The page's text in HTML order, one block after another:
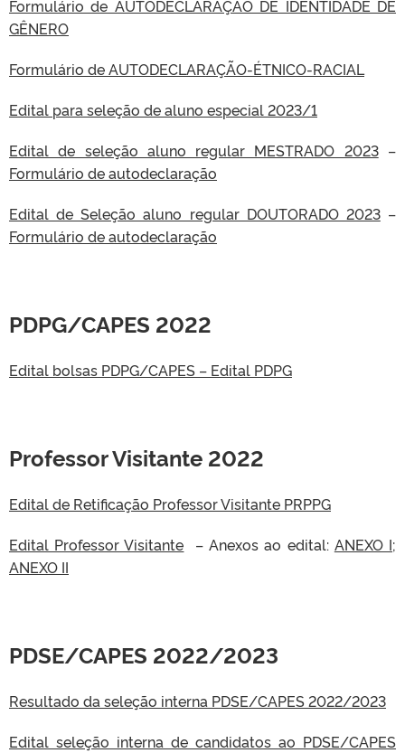
Formulário de AUTODECLARAÇÃO DE IDENTIDADE DE
GÊNERO
Formulário de AUTODECLARAÇÃO-ÉTNICO-RACIAL
Edital para seleção de aluno especial 2023/1
Edital de seleção aluno regular MESTRADO 2023–
Formulário de autodeclaração
Edital de Seleção aluno regular DOUTORADO 2023–
Formulário de autodeclaração
PDPG/CAPES 2022
Edital bolsas PDPG/CAPES – Edital PDPG
Professor Visitante 2022
Edital de Retificação Professor Visitante PRPPG
Edital Professor Visitante – Anexos ao edital: ANEXO I;
ANEXO II
PDSE/CAPES 2022/2023
Resultado da seleção interna PDSE/CAPES 2022/2023
Edital seleção interna de candidatos ao PDSE/CAPES